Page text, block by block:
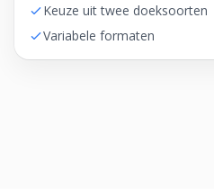
Keuze uit twee doeksoorten
Variabele formaten